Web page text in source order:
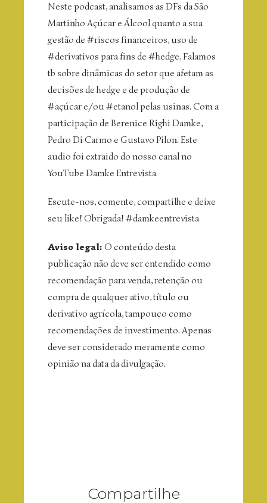
áudio
Neste podcast, analisamos as DFs da São
Martinho Açúcar e Álcool quanto a sua
gestão de #riscos financeiros, uso de
#derivativos para fins de #hedge. Falamos
tb sobre dinâmicas do setor que afetam as
decisões de hedge e de produção de
#açúcar e/ou #etanol pelas usinas. Com a
participação de Berenice Righi Damke,
Pedro Di Carmo e Gustavo Pilon. Este
audio foi extraido do nosso canal no
YouTube Damke Entrevista
Escute-nos, comente, compartilhe e deixe
seu like! Obrigada! #damkeentrevista
Aviso legal: O conteúdo desta
publicação não deve ser entendido como
recomendação para venda, retenção ou
compra de qualquer ativo, título ou
derivativo agrícola, tampouco como
recomendações de investimento. Apenas
deve ser considerado meramente como
opinião na data da divulgação.
Compartilhe